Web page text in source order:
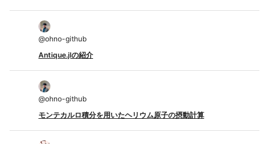
@ohno-github
Antique.jlの紹介
@ohno-github
モンテカルロ積分を用いたヘリウム原子の摂動計算